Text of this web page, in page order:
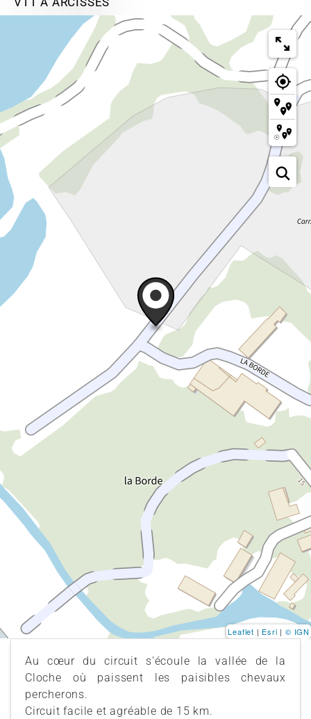
Au cœur du circuit s'écoule la vallée de la
Cloche où paissent les paisibles chevaux
percherons.
Circuit facile et agréable de 15 km.
Leaflet | Esri | © IGN